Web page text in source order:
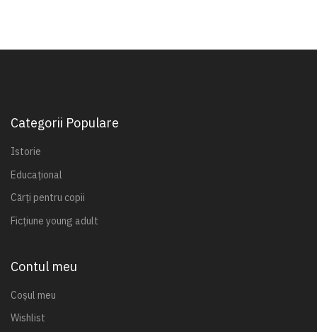
Categorii Populare
Istorie
Educațional
Cărți pentru copii
Ficțiune young adult
Contul meu
Coșul meu
Wishlist